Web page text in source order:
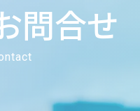
問合せ